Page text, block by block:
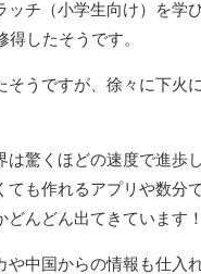
ッチ（小学生向け）を学
したそうです。
そうですが、徐々に下火
驚くほどの速度で進歩
ても作れるアプリや数分
どんどん出てきています！
や中国からの情報も仕入